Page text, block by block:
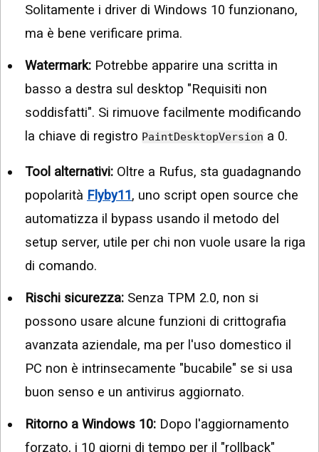
Solitamente i driver di Windows 10 funzionano,
ma è bene verificare prima.
Watermark: Potrebbe apparire una scritta in
basso a destra sul desktop "Requisiti non
soddisfatti". Si rimuove facilmente modificando
la chiave di registro PaintDesktopVersion a 0.
Tool alternativi: Oltre a Rufus, sta guadagnando
popolarità Flyby11, uno script open source che
automatizza il bypass usando il metodo del
setup server, utile per chi non vuole usare la riga
di comando.
Rischi sicurezza: Senza TPM 2.0, non si
possono usare alcune funzioni di crittografia
avanzata aziendale, ma per l'uso domestico il
PC non è intrinsecamente "bucabile" se si usa
buon senso e un antivirus aggiornato.
Ritorno a Windows 10: Dopo l'aggiornamento
forzato, i 10 giorni di tempo per il "rollback"